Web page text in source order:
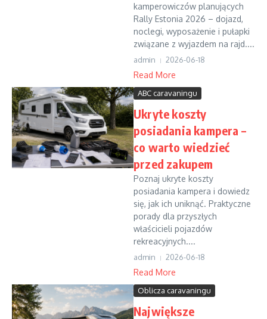
kamperowiczów planujących
Rally Estonia 2026 – dojazd,
noclegi, wyposażenie i pułapki
związane z wyjazdem na rajd....
admin 2026-06-18
Read More
ABC caravaningu
Ukryte koszty
posiadania kampera –
co warto wiedzieć
przed zakupem
Poznaj ukryte koszty
posiadania kampera i dowiedz
się, jak ich uniknąć. Praktyczne
porady dla przyszłych
właścicieli pojazdów
rekreacyjnych....
admin 2026-06-18
Read More
Oblicza caravaningu
Największe